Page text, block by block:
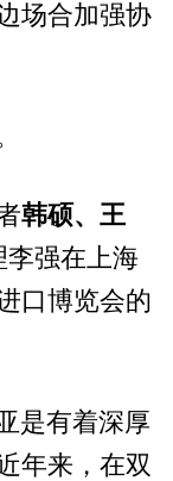
场合加强协
韩硕、王
李强在上海
口博览会的
是有着深厚
年来，在双